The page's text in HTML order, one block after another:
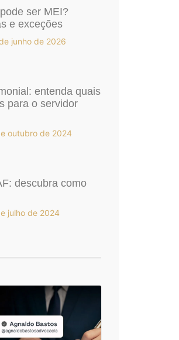
ser MEI?
e exceções
junho de 2026
entenda quais
para o servidor
outubro de 2024
descubra como
julho de 2024